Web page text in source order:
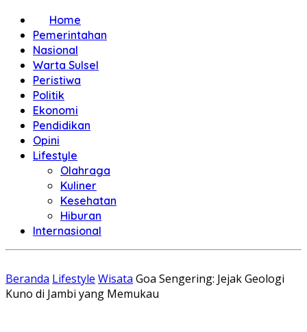
Home
Pemerintahan
Nasional
Warta Sulsel
Peristiwa
Politik
Ekonomi
Pendidikan
Opini
Lifestyle
Olahraga
Kuliner
Kesehatan
Hiburan
Internasional
Beranda Lifestyle Wisata Goa Sengering: Jejak Geologi
Kuno di Jambi yang Memukau